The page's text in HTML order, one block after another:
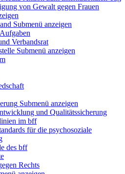
von Gewalt gegen Frauen
Submenü anzeigen
Verbandsrat
Submenü anzeigen
Submenü anzeigen
und Qualitätssicherung
im bff
für die psychosoziale
des bff
Rechts